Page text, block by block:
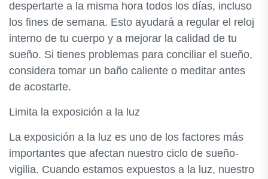
despertarte a la misma hora todos los días, incluso
los fines de semana. Esto ayudará a regular el reloj
interno de tu cuerpo y a mejorar la calidad de tu
sueño. Si tienes problemas para conciliar el sueño,
considera tomar un baño caliente o meditar antes
de acostarte.
Limita la exposición a la luz
La exposición a la luz es uno de los factores más
importantes que afectan nuestro ciclo de sueño-
vigilia. Cuando estamos expuestos a la luz, nuestro